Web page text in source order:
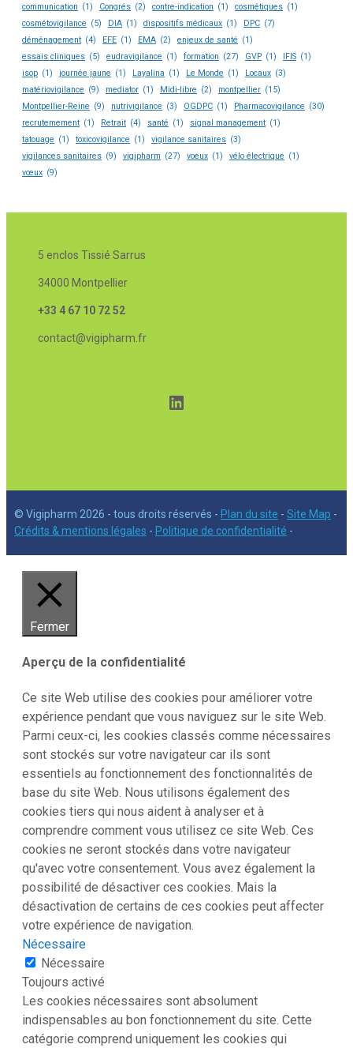
communication (1) Congrés (2) contre-indication (1) cosmétiques (1)
cosmétovigilance (5) DIA (1) dispositifs médicaux (1) DPC (7)
déménagement (4) EFE (1) EMA (2) enjeux de santé (1)
essais cliniques (5) eudravigilance (1) formation (27) GVP (1) IFIS (1)
isop (1) journée jaune (1) Layalina (1) Le Monde (1) Locaux (3)
matériovigilance (9) mediator (1) Midi-libre (2) montpellier (15)
Montpellier-Reine (9) nutrivigilance (3) OGDPC (1) Pharmacovigilance (30)
recrutemement (1) Retrait (4) santé (1) signal management (1)
tatouage (1) toxicovigilance (1) vigilance sanitaires (3)
vigilances sanitaires (9) vigipharm (27) voeux (1) vélo électrique (1)
vœux (9)
5 enclos Tissié Sarrus
34000 Montpellier
+33 4 67 10 72 52
contact@vigipharm.fr
LinkedIn
© Vigipharm 2026 - tous droits réservés - Plan du site - Site Map -
Crédits & mentions légales - Politique de confidentialité -
Fermer
Aperçu de la confidentialité
Ce site Web utilise des cookies pour améliorer votre
expérience pendant que vous naviguez sur le site Web.
Parmi ceux-ci, les cookies classés comme nécessaires
sont stockés sur votre navigateur car ils sont
essentiels au fonctionnement des fonctionnalités de
base du site Web. Nous utilisons également des
cookies tiers qui nous aident à analyser et à
comprendre comment vous utilisez ce site Web. Ces
cookies ne seront stockés dans votre navigateur
qu'avec votre consentement. Vous avez également la
possibilité de désactiver ces cookies. Mais la
désactivation de certains de ces cookies peut affecter
votre expérience de navigation.
Nécessaire
Nécessaire
Toujours activé
Les cookies nécessaires sont absolument
indispensables au bon fonctionnement du site. Cette
catégorie comprend uniquement les cookies qui